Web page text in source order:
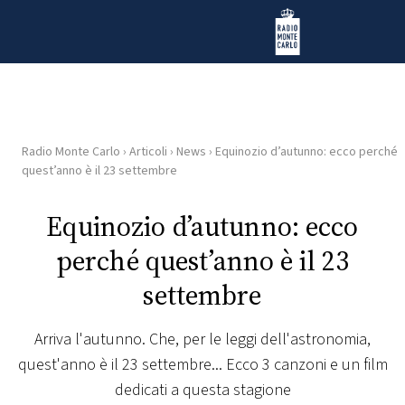
Radio Monte Carlo
HOME
RADIO
WEB
RADIO
PLAYLIST
Radio Monte Carlo › Articoli › News › Equinozio d’autunno: ecco perché
quest’anno è il 23 settembre
Equinozio d’autunno: ecco
perché quest’anno è il 23
settembre
Arriva l'autunno. Che, per le leggi dell'astronomia,
quest'anno è il 23 settembre... Ecco 3 canzoni e un film
dedicati a questa stagione